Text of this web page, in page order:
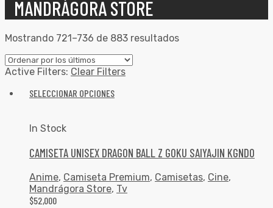
MANDRÁGORA STORE
Mostrando 721–736 de 883 resultados
Active Filters: Clear Filters
SELECCIONAR OPCIONES
In Stock
CAMISETA UNISEX DRAGON BALL Z GOKU SAIYAJIN KGNDO
Anime, Camiseta Premium, Camisetas, Cine,
Mandrágora Store, Tv
$52,000